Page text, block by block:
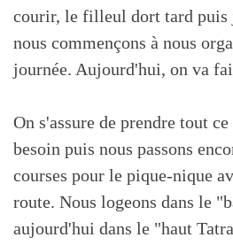
courir, le filleul dort tard puis
nous commençons à nous
journée. Aujourd'hui, on va
On s'assure de prendre tout
besoin puis nous passons
courses pour le pique-nique
route. Nous logeons dans le
aujourd'hui dans le "haut